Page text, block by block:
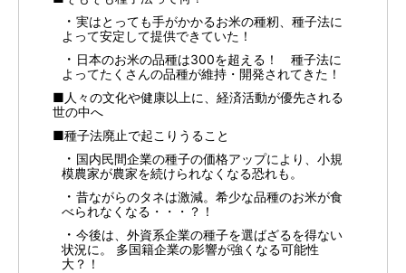
実はとっても手がかかるお米の種籾、種子法に
よって安定して提供できていた！
日本のお米の品種は300を超える！ 種子法に
よってたくさんの品種が維持・開発されてきた！
■人々の文化や健康以上に、経済活動が優先される
世の中へ
■種子法廃止で起こりうること
国内民間企業の種子の価格アップにより、小規
模農家が農家を続けられなくなる恐れも。
昔ながらのタネは激減。希少な品種のお米が食
べられなくなる・・・？！
今後は、外資系企業の種子を選ばざるを得ない
状況に。 多国籍企業の影響が強くなる可能性
大？！